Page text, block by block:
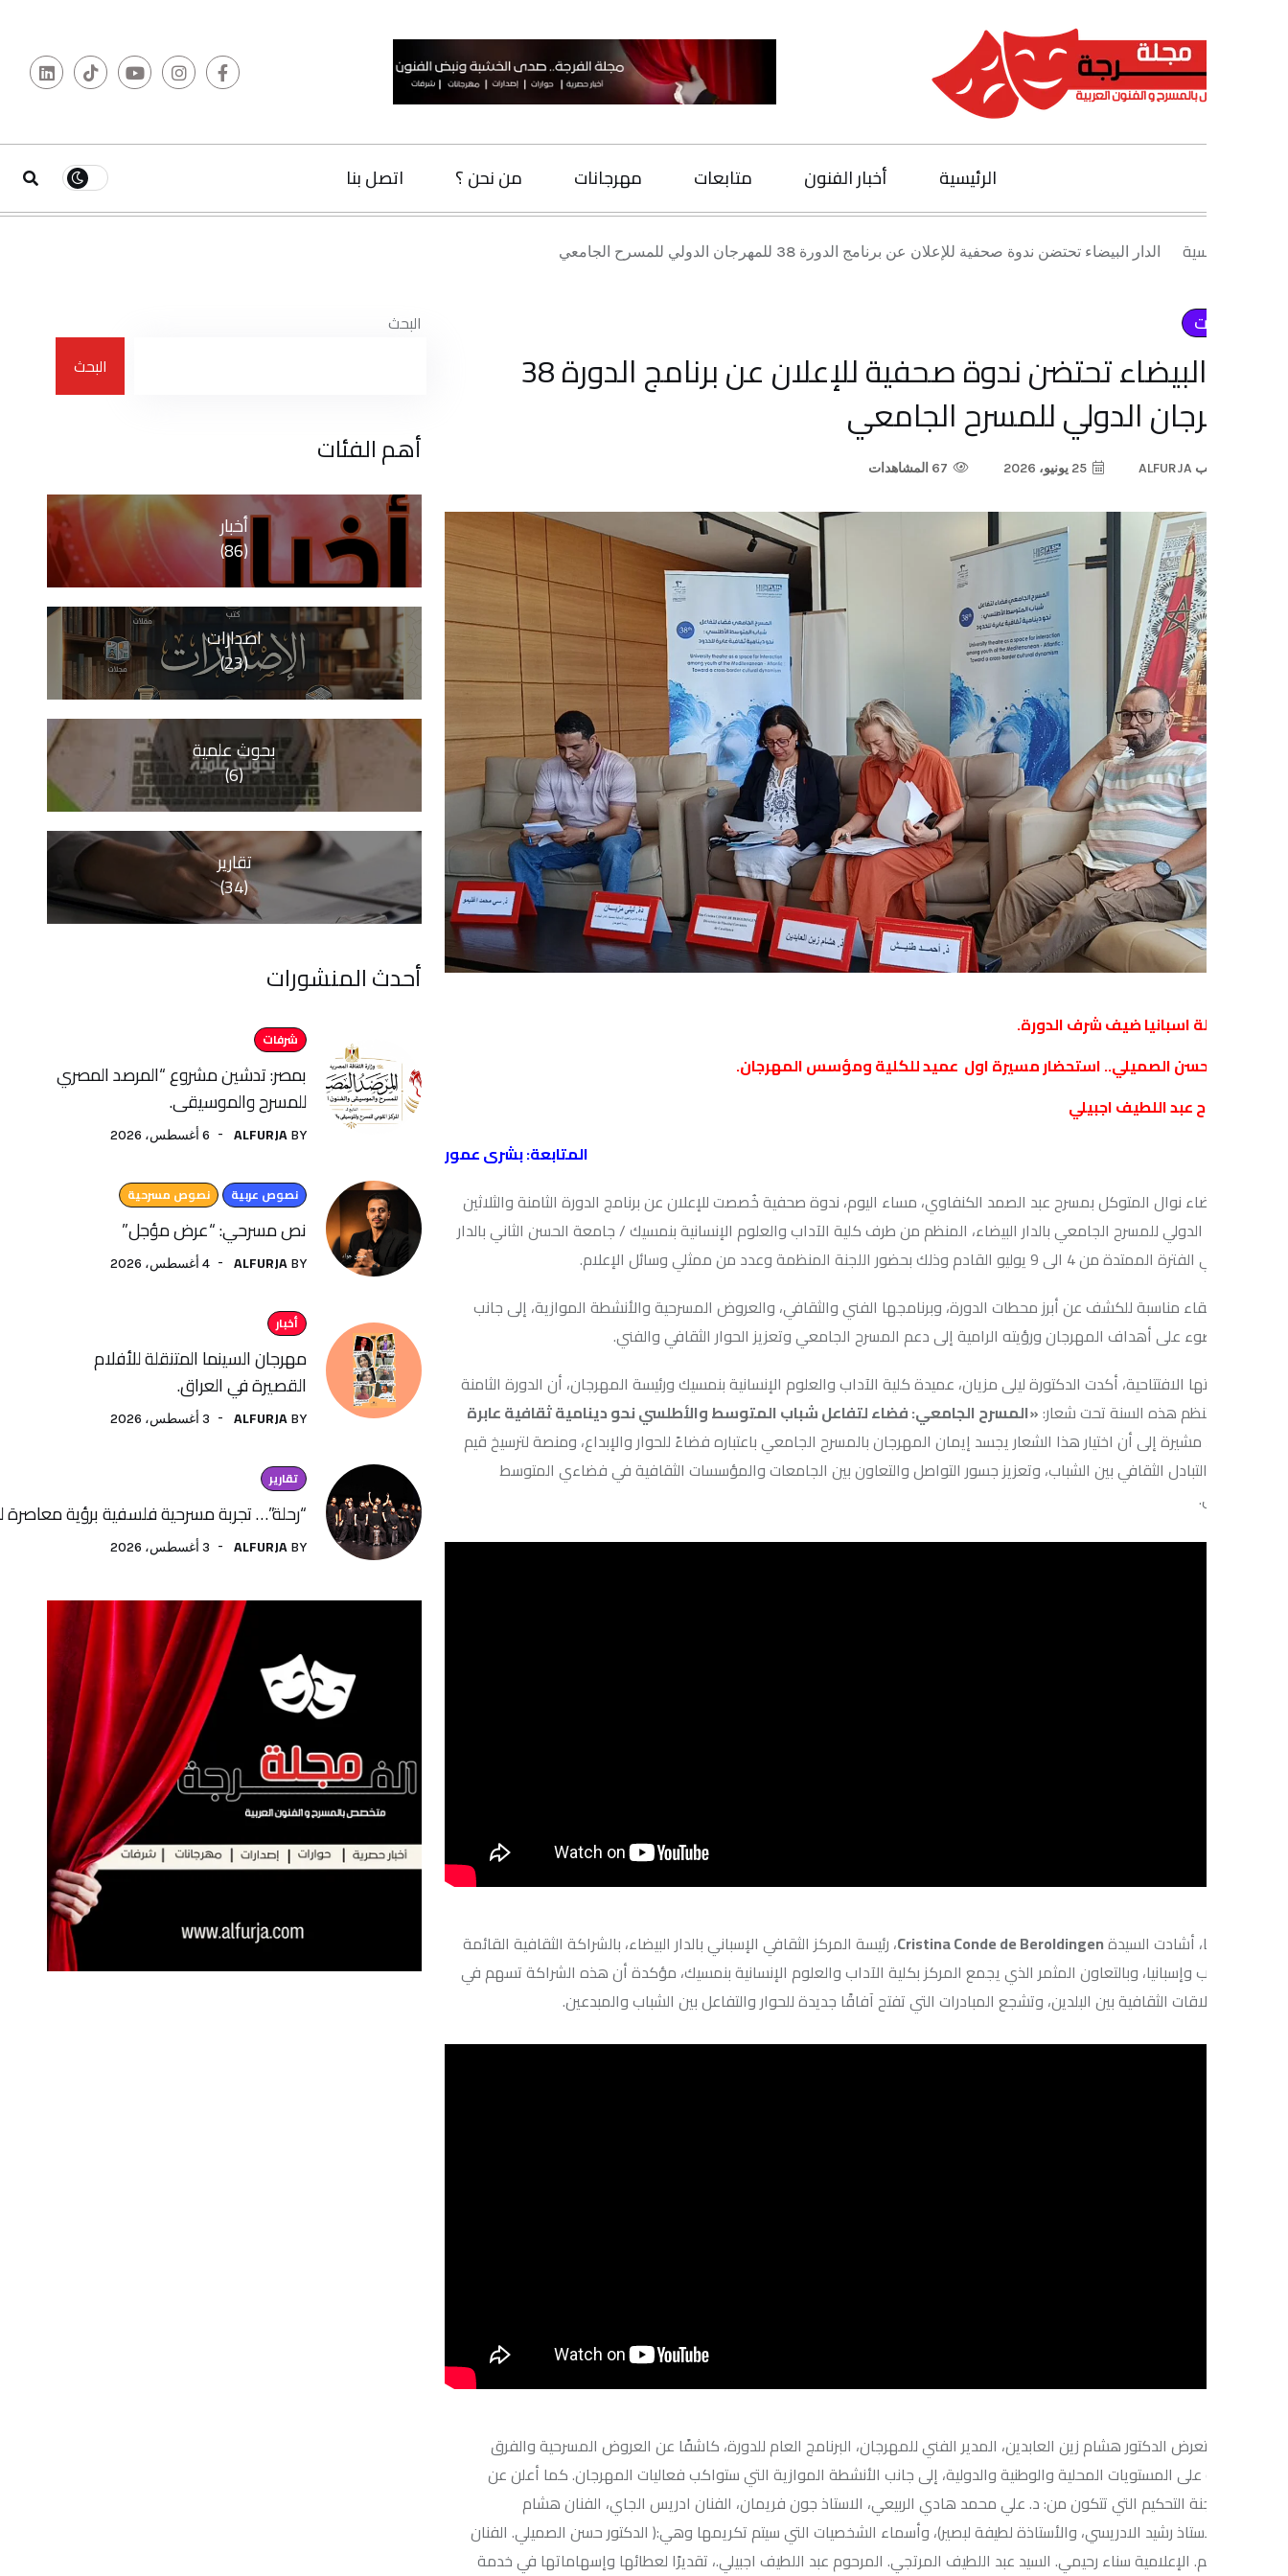
أخبار الفنون متابعات مهرجانات من نحن ؟ اتصل بنا
الدار البيضاء تحتضن ندوة صحفية للإعلان عن برنامج الدورة 38 للمهرجان الدولي للمسرح الجامعي
الدار البيضاء تحتضن ندوة صحفية للإعلان عن برنامج الدورة 38
الدولي للمسرح الجامعي
25 يونيو، 2026 67 المشاهدات
اسبانيا ضيف شرف الدورة.
الصميلي.. استحضار مسيرة اول عميد للكلية ومؤسس المهرجان.
عبد اللطيف اجبيلي
المتابعة: بشرى عمور
نوال المتوكل بمسرح عبد الصمد الكنفاوي، مساء اليوم، ندوة صحفية خُصصت للإعلان عن برنامج الدورة الثامنة والثلاثين
للمسرح الجامعي بالدار البيضاء، المنظم من طرف كلية الآداب والعلوم الإنسانية بنمسيك / جامعة الحسن الثاني بالدار
يوليو القادم وذلك بحضور اللجنة المنظمة وعدد من ممثلي وسائل الإعلام.
مناسبة للكشف عن أبرز محطات الدورة، وبرنامجها الفني والثقافي، والعروض المسرحية والأنشطة الموازية، إلى جانب
على أهداف المهرجان ورؤيته الرامية إلى دعم المسرح الجامعي وتعزيز الحوار الثقافي والفني.
الافتتاحية، أكدت الدكتورة ليلى مزيان، عميدة كلية الآداب والعلوم الإنسانية بنمسيك ورئيسة المهرجان، أن الدورة الثامنة
تنظم هذه السنة تحت شعار:«المسرح الجامعي: فضاء لتفاعل شباب المتوسط والأطلسي نحو دينامية ثقافية عابرة
مشيرة إلى أن اختيار هذا الشعار يجسد إيمان المهرجان بالمسرح الجامعي باعتباره فضاءً للحوار والإبداع، ومنصة لترسيخ قيم
الثقافي بين الشباب، وتعزيز جسور التواصل والتعاون بين الجامعات والمؤسسات الثقافية في فضاءي المتوسط
أشادت السيدةCristina Conde de Beroldingen، رئيسة المركز الثقافي الإسباني بالدار البيضاء، بالشراكة الثقافية القائمة
وإسبانيا، وبالتعاون المثمر الذي يجمع المركز بكلية الآداب والعلوم الإنسانية بنمسيك، مؤكدة أن هذه الشراكة تسهم في
الثقافية بين البلدين، وتشجع المبادرات التي تفتح آفاقًا جديدة للحوار والتفاعل بين الشباب والمبدعين.
الدكتور هشام زين العابدين، المدير الفني للمهرجان، البرنامج العام للدورة، كاشفًا عن العروض المسرحية والفرق
المستويات المحلية والوطنية والدولية، إلى جانب الأنشطة الموازية التي ستواكب فعاليات المهرجان. كما أعلن عن
التحكيم التي تتكون من: د. علي محمد هادي الربيعي، الاستاذ جون فريمان، الفنان ادريس الجاي، الفنان هشام
رشيد الادريسي، والأستاذة لطيفة لبصير)، وأسماء الشخصيات التي سيتم تكريمها وهي:( الدكتور حسن الصميلي. الفنان
الإعلامية سناء رحيمي. السيد عبد اللطيف المرتجي. المرحوم عبد اللطيف اجبيلي.، تقديرًا لعطائها وإسهاماتها في خدمة
أهم الفئات
(86)
اصدارات
(23)
بحوث علمية
(6)
تقارير
(34)
أحدث المنشورات
شرفات
بمصر: تدشين مشروع “المرصد المصري
للمسرح والموسيقى.
ALFURJA 6 أغسطس، 2026
نصوص عربية نصوص مسرحية
نص مسرحي: “عرض مؤجل”
BY
ALFURJA 4 أغسطس، 2026
أخبار
مهرجان السينما المتنقلة للأفلام
القصيرة في العراق.
BY
ALFURJA 3 أغسطس، 2026
“رحلة”… تجربة مسرحية فلسفية برؤية معاصرة لفنون الأداء
BY
ALFURJA 3 أغسطس، 2026